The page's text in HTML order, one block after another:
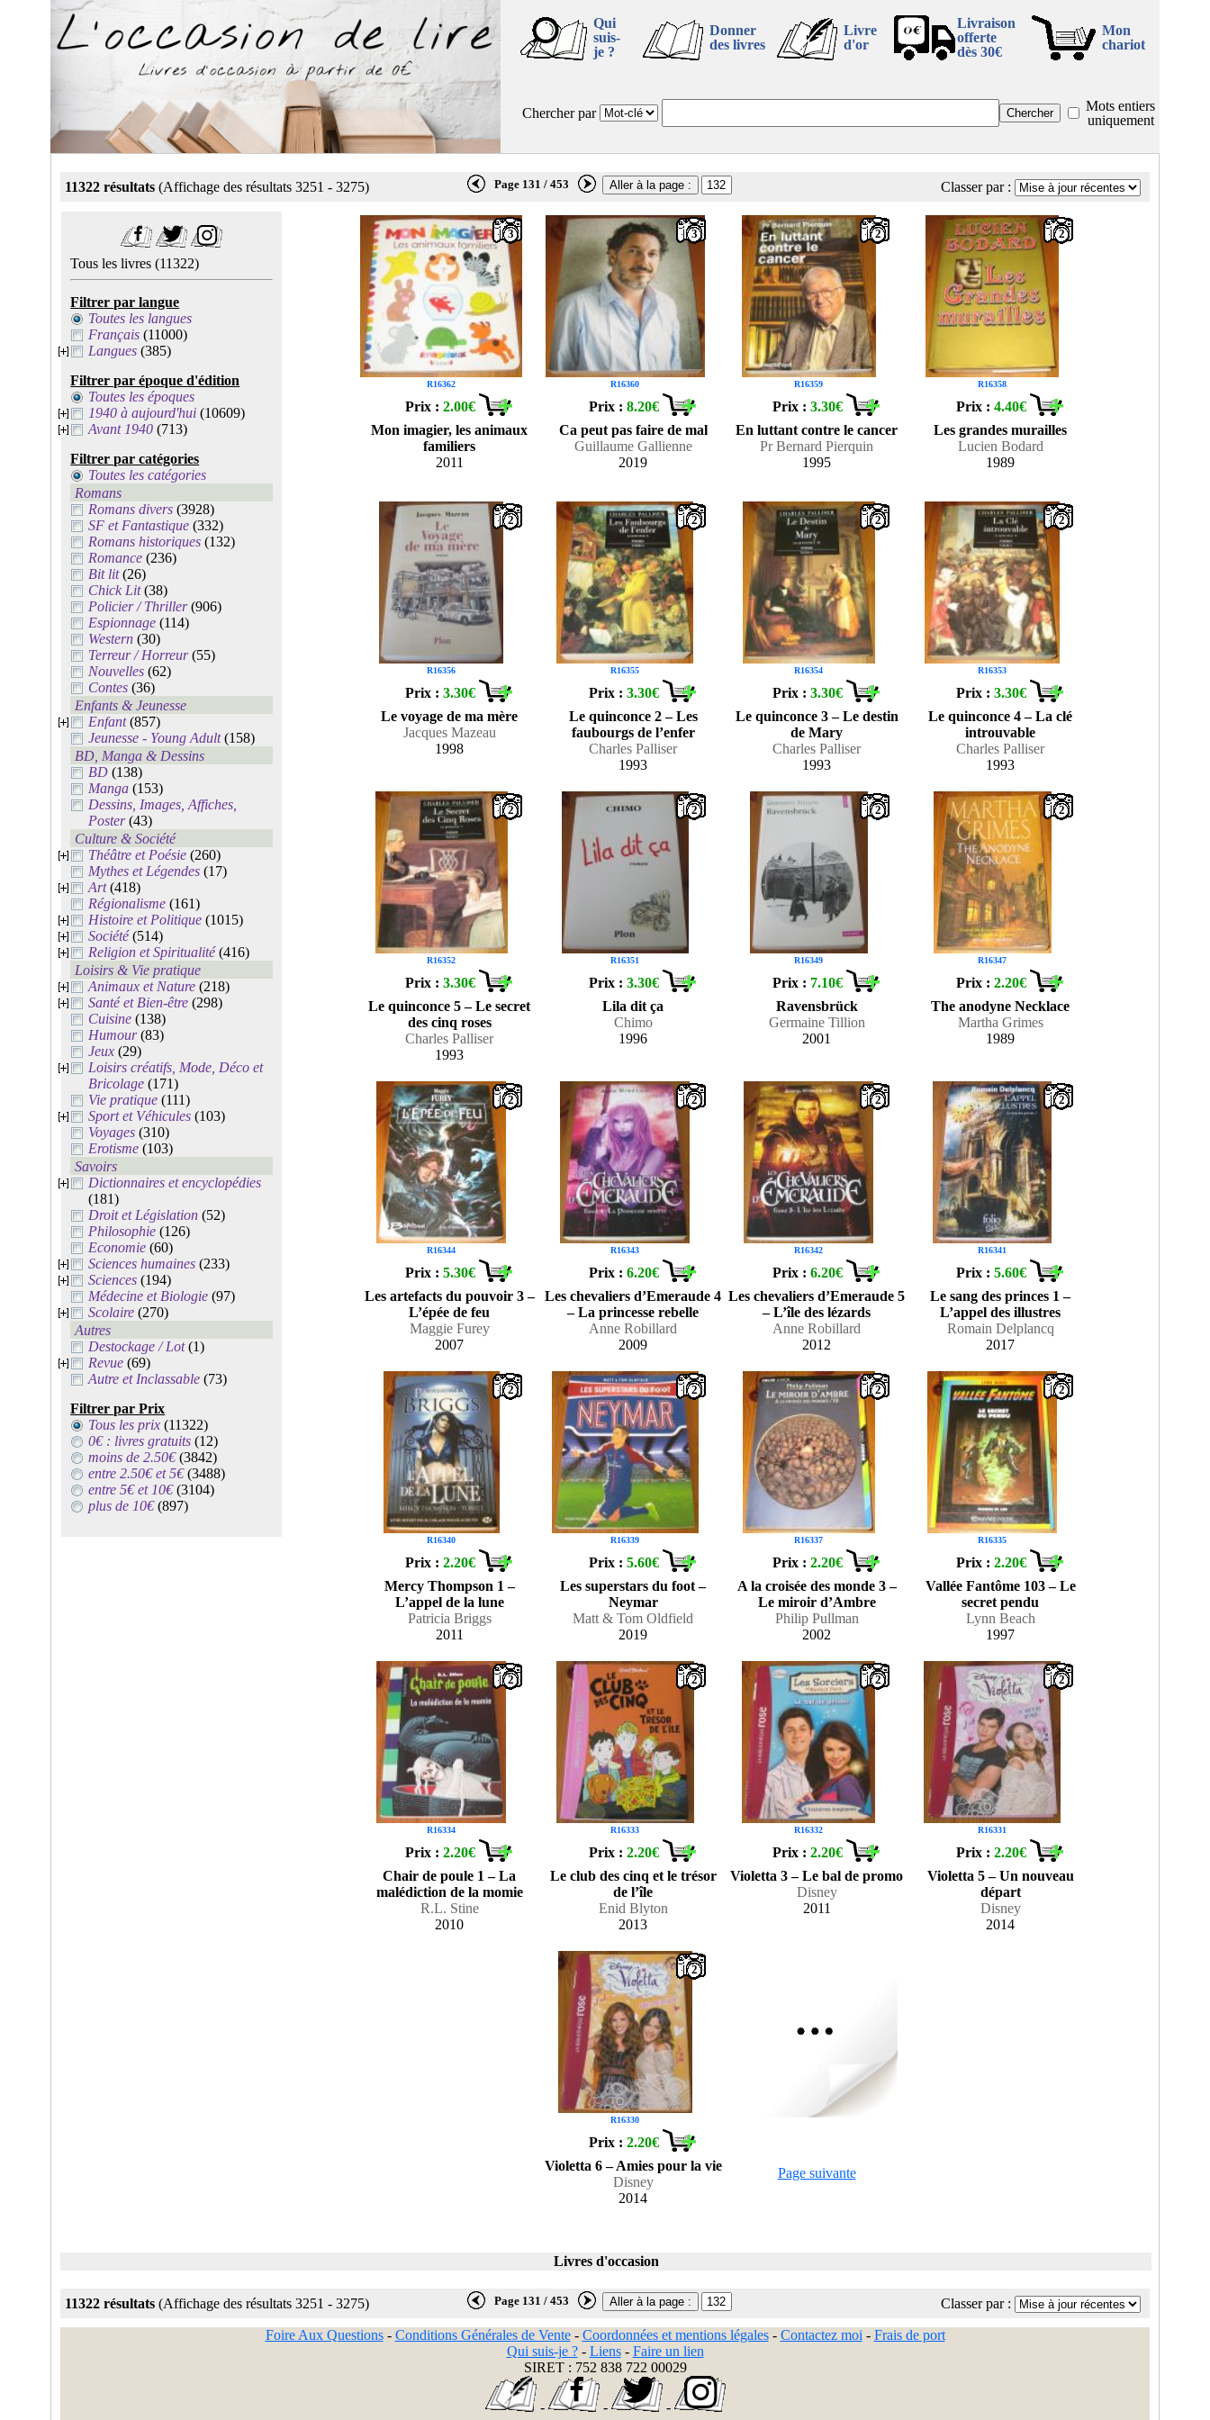
Qui
suis-
je ?
Donner
des livres
Livre
d'or
Livraison
offerte
dès 30€
Mon
chariot
Chercher par
Mots entiers
uniquement
11322 résultats (Affichage des résultats 3251 - 3275) Page 131 / 453 Classer par :
Tous les livres(11322)
Filtrer par langue
Toutes les langues
Français (11000)
Langues (385)
Filtrer par époque d'édition
Toutes les époques
1940 à aujourd'hui (10609)
Avant 1940 (713)
Filtrer par catégories
Toutes les catégories
Romans
Romans divers (3928)
SF et Fantastique (332)
Romans historiques (132)
Romance (236)
Bit lit(26)
Chick Lit(38)
Policier / Thriller(906)
Espionnage (114)
Western (30)
Terreur / Horreur(55)
Nouvelles (62)
Contes (36)
Enfants & Jeunesse
Enfant(857)
Jeunesse - Young Adult(158)
BD, Manga & Dessins
BD (138)
Manga (153)
Dessins, Images, Affiches,
Poster(43)
Culture & Société
Théâtre et Poésie (260)
Mythes et Légendes (17)
Art(418)
Régionalisme (161)
Histoire et Politique (1015)
Société(514)
Religion et Spiritualité(416)
Loisirs & Vie pratique
Animaux et Nature (218)
Santé et Bien-être (298)
Cuisine (138)
Humour(83)
Jeux (29)
Loisirs créatifs, Mode, Déco et
Bricolage (171)
Vie pratique (111)
Sport et Véhicules (103)
Voyages (310)
Erotisme (103)
Savoirs
Dictionnaires et encyclopédies
(181)
Droit et Législation (52)
Philosophie (126)
Economie (60)
Sciences humaines (233)
Sciences (194)
Médecine et Biologie (97)
Scolaire (270)
Autres
Destockage / Lot(1)
Revue (69)
Autre et Inclassable (73)
Filtrer par Prix
Tous les prix(11322)
0€ : livres gratuits (12)
moins de 2.50€(3842)
entre 2.50€ et 5€(3488)
entre 5€ et 10€(3104)
plus de 10€(897)
R16362
3
Prix :2.00€
Mon imagier, les animaux
familiers
2011
R16360
3
Prix :8.20€
Ca peut pas faire de mal
Guillaume Gallienne
2019
R16359
2
Prix :3.30€
En luttant contre le cancer
Pr Bernard Pierquin
1995
R16358
2
Prix :4.40€
Les grandes murailles
Lucien Bodard
1989
R16356
2
Prix :3.30€
Le voyage de ma mère
Jacques Mazeau
1998
R16355
2
Prix :3.30€
Le quinconce 2 – Les
faubourgs de l’enfer
Charles Palliser
1993
R16354
2
Prix :3.30€
Le quinconce 3 – Le destin
de Mary
Charles Palliser
1993
R16353
2
Prix :3.30€
Le quinconce 4 – La clé
introuvable
Charles Palliser
1993
R16352
2
Prix :3.30€
Le quinconce 5 – Le secret
des cinq roses
Charles Palliser
1993
R16351
2
Prix :3.30€
Lila dit ça
Chimo
1996
R16349
2
Prix : 7.10€
Ravensbrück
Germaine Tillion
2001
R16347
2
Prix :2.20€
The anodyne Necklace
Martha Grimes
1989
R16344
2
Prix :5.30€
Les artefacts du pouvoir 3 –
L’épée de feu
Maggie Furey
2007
R16343
2
Prix :6.20€
Les chevaliers d’Emeraude 4
– La princesse rebelle
Anne Robillard
2009
R16342
2
Prix :6.20€
Les chevaliers d’Emeraude 5
– L’île des lézards
Anne Robillard
2012
R16341
2
Prix :5.60€
Le sang des princes 1 –
L’appel des illustres
Romain Delplancq
2017
R16340
2
Prix :2.20€
Mercy Thompson 1 –
L’appel de la lune
Patricia Briggs
2011
R16339
2
Prix :5.60€
Les superstars du foot –
Neymar
Matt & Tom Oldfield
2019
R16337
2
Prix :2.20€
A la croisée des monde 3 –
Le miroir d’Ambre
Philip Pullman
2002
R16335
2
Prix :2.20€
Vallée Fantôme 103 – Le
secret pendu
Lynn Beach
1997
R16334
2
Prix :2.20€
Chair de poule 1 – La
malédiction de la momie
R.L. Stine
2010
R16333
2
Prix :2.20€
Le club des cinq et le trésor
de l’île
Enid Blyton
2013
R16332
2
Prix :2.20€
Violetta 3 – Le bal de promo
Disney
2011
R16331
2
Prix :2.20€
Violetta 5 – Un nouveau
départ
Disney
2014
R16330
2
Prix :2.20€
Violetta 6 – Amies pour la vie
Disney
2014
Page suivante
Livres d'occasion
11322 résultats (Affichage des résultats 3251 - 3275) Page 131 / 453 Classer par :
Foire Aux Questions- Conditions Générales de Vente- Coordonnées et mentions légales- Contactez moi - Frais de port
Qui suis-je ?- Liens- Faire un lien
SIRET : 752 838 722 00029
- - -